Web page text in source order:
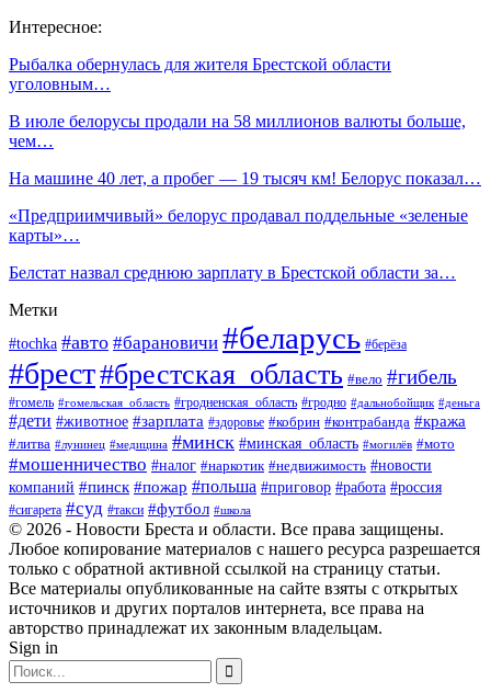
Интересное:
Рыбалка обернулась для жителя Брестской области
уголовным…
В июле белорусы продали на 58 миллионов валюты больше,
чем…
На машине 40 лет, а пробег — 19 тысяч км! Белорус показал…
«Предприимчивый» белорус продавал поддельные «зеленые
карты»…
Белстат назвал среднюю зарплату в Брестской области за…
Метки
#tochka #авто #барановичи #беларусь #берёза
#брест#брестская_область #вело #гибель
#гомель #гомельская_область #гродненская_область #гродно #дальнобойщик #деньга
#дети #животное #зарплата #здоровье #кобрин #контрабанда #кража
#литва #лунинец #медицина #минск #минская_область #могилёв #мото
#мошенничество #налог #наркотик #недвижимость #новости
компаний #пинск #пожар #польша #приговор #работа #россия
#сигарета #суд #такси #футбол #школа
© 2026 - Новости Бреста и области. Все права защищены.
Любое копирование материалов с нашего ресурса разрешается
только с обратной активной ссылкой на страницу статьи.
Все материалы опубликованные на сайте взяты с открытых
источников и других порталов интернета, все права на
авторство принадлежат их законным владельцам.
Sign in